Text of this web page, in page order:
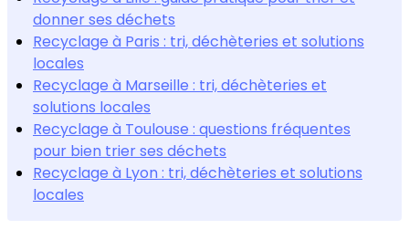
donner ses déchets
Recyclage à Paris : tri, déchèteries et solutions
locales
Recyclage à Marseille : tri, déchèteries et
solutions locales
Recyclage à Toulouse : questions fréquentes
pour bien trier ses déchets
Recyclage à Lyon : tri, déchèteries et solutions
locales